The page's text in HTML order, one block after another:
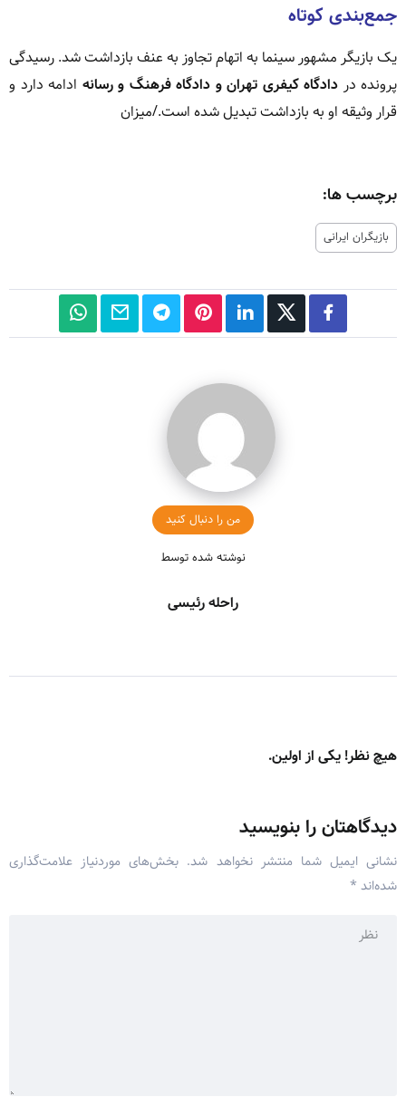
جمع‌بندی کوتاه
یک بازیگر مشهور سینما به اتهام تجاوز به عنف بازداشت شد. رسیدگی
پرونده در دادگاه کیفری تهران و دادگاه فرهنگ و رسانه ادامه دارد و
قرار وثیقه او به بازداشت تبدیل شده است./میزان
برچسب ها:
بازیگران ایرانی
من را دنبال کنید
نوشته شده توسط
راحله رئیسی
هیچ نظر! یکی از اولین.
دیدگاهتان را بنویسید
نشانی ایمیل شما منتشر نخواهد شد. بخش‌های موردنیاز علامت‌گذاری
شده‌اند *